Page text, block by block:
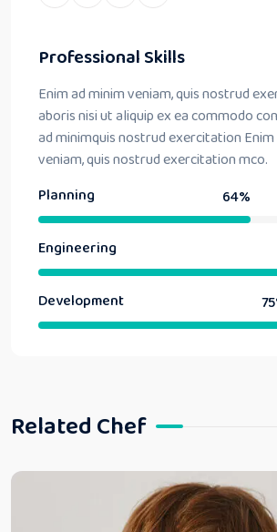
Professional Skills
Enim ad minim veniam, quis nostrud
aboris nisi ut aliquip ex ea commodo
ad minimquis nostrud exercitation Enim
veniam, quis nostrud exercitation mco.
Planning
64%
Engineering
Development
Related Chef